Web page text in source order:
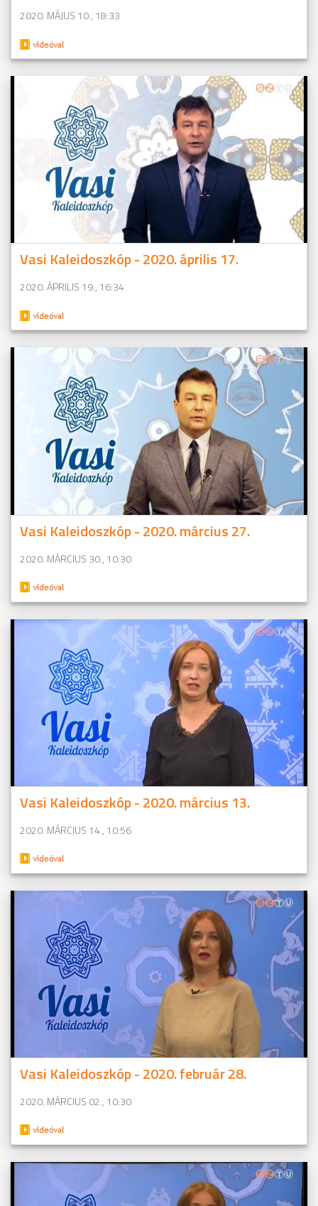
2020. MÁJUS 10., 18:33
Vasi Kaleidoszkóp - 2020. április 17.
2020. ÁPRILIS 19., 16:34
Vasi Kaleidoszkóp - 2020. március 27.
2020. MÁRCIUS 30., 10:30
Vasi Kaleidoszkóp - 2020. március 13.
2020. MÁRCIUS 14., 10:56
Vasi Kaleidoszkóp - 2020. február 28.
2020. MÁRCIUS 02., 10:30